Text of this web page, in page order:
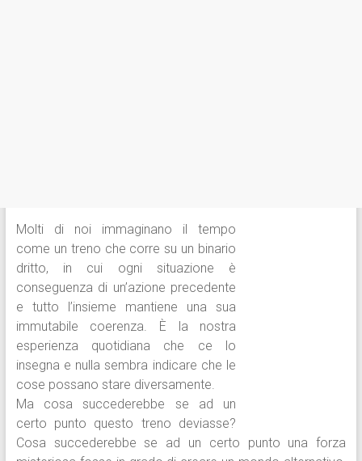
Molti di noi immaginano il tempo
come un treno che corre su un binario
dritto, in cui ogni situazione è
conseguenza di un’azione precedente
e tutto l’insieme mantiene una sua
immutabile coerenza. È la nostra
esperienza quotidiana che ce lo
insegna e nulla sembra indicare che le
cose possano stare diversamente.
Ma cosa succederebbe se ad un
certo punto questo treno deviasse?
Cosa succederebbe se ad un certo punto una forza